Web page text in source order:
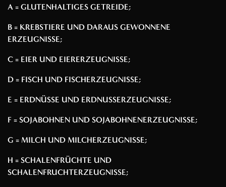
A = GLUTENHALTIGES GETREIDE;
B = KREBSTIERE UND DARAUS GEWONNENE
ERZEUGNISSE;
C = EIER UND EIERERZEUGNISSE;
D = FISCH UND FISCHERZEUGNISSE;
E = ERDNÜSSE UND ERDNUSSERZEUGNISSE;
F = SOJABOHNEN UND SOJABOHNENERZEUGNISSE;
G = MILCH UND MILCHERZEUGNISSE;
H = SCHALENFRÜCHTE UND
SCHALENFRUCHTERZEUGNISSE;